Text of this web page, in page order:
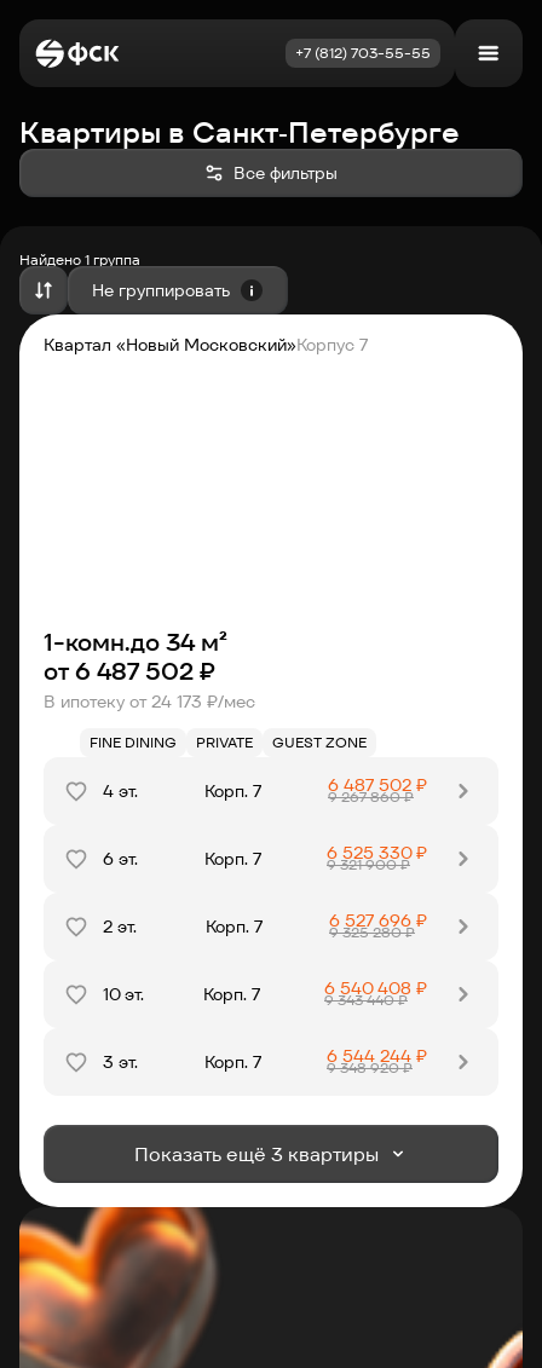
+7 (812) 703-55-55
Войти Избранное
Выбрать квартиру
Клиентам
Контакты
+7 812 703-55-55
Квартиры в
Квартиры в Санкт‑Петербурге
Все фильтры
Найдено 1 группа
По возрастанию цены
Не группировать
Квартал «Новый Московский»Корпус 7
1-комн.до34 м²
от6 487 502 ₽
В ипотеку от 24 173 ₽/мес
FINE DINING PRIVATE GUEST ZONE
4 эт. Корп. 7 6 487 502 ₽
9 267 860 ₽
6 эт. Корп. 7 6 525 330 ₽
9 321 900 ₽
2 эт. Корп. 7 6 527 696 ₽
9 325 280 ₽
10 эт. Корп. 7 6 540 408 ₽
9 343 440 ₽
3 эт. Корп. 7 6 544 244 ₽
9 348 920 ₽
Показать ещё 3 квартиры